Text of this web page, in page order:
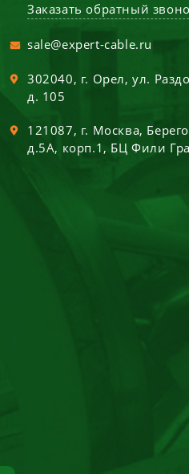
Заказать обратный
sale@expert-cable.ru
302040, г. Орел,ул.
д. 105
121087, г. Москва,
д.5А, корп.1, БЦ Фили